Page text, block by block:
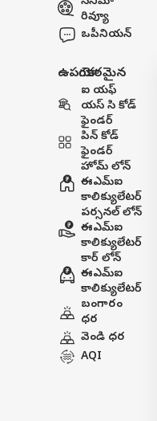
రివ్యూ
ఒపీనియన్
ఉపయోగకరమైన
ఐ యఫ్
యస్ సి కోడ్
ఫైండర్
పిన్ కోడ్
ఫైండర్
హోమ్ లోన్
ఈఎమ్ఐ
కాలిక్యులేటర్
పర్సనల్ లోన్
ఈఎమ్ఐ
కాలిక్యులేటర్
కార్ లోన్
ఈఎమ్ఐ
కాలిక్యులేటర్
బంగారం
ధర
వెండి ధర
AQI